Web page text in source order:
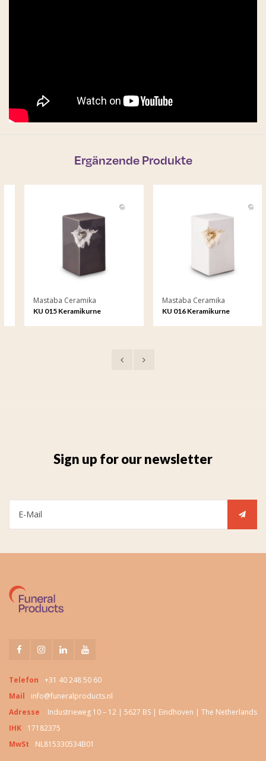
Ergänzende Produkte
Mastaba Ceramika
KU 015 Keramikurne
Mastaba Ceramika
KU 016 Keramikurne
Sign up for our newsletter
Telefon
+31 40 248 50 60
Mail
info@funeralproducts.nl
Adresse
Industrieweg 10 – 12 | 5627 BS | Eindhoven | The Netherlands
IHK
17182375
MwSt
NL815330534B01